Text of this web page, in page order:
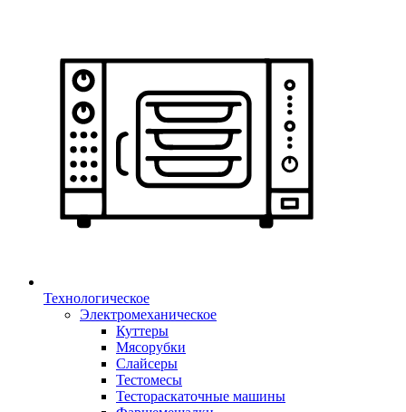
Технологическое
Электромеханическое
Куттеры
Мясорубки
Слайсеры
Тестомесы
Тестораскаточные машины